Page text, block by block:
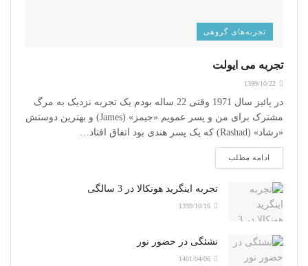
تجربه‌های گروهی
تجربه می ایولت
در پائیز سال 1971 وقتی 22 ساله بودم یک تجربه نزدیک به مرگ
مشترک برای من و پسر عمویم «جیمز» (James) و بهترین دوستش
«رشاد» (Rashad) که یک پسر هندی بود اتفاق افتاد…
ادامه مطلب
تجربه اینگرید هونکالا در 3 سالگی
نشئگی در حضور نور